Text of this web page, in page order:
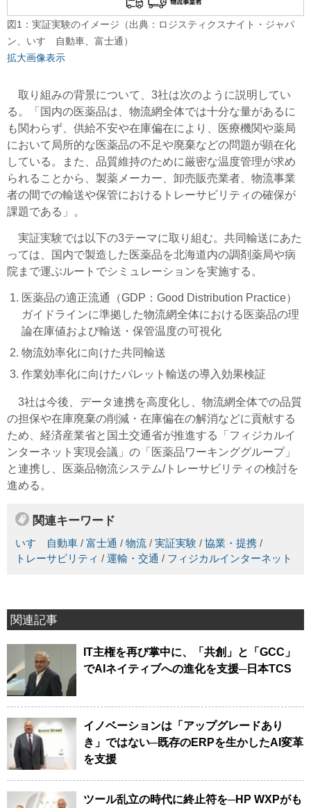
図1：実証実験のイメージ（出典：ロジスティクスナイト・ジャパ
ン、いすゞ自動車、富士通）
拡大画像表示
取り組みの背景について、3社は次のように説明してい
る。「国内の医薬品は、物流網全体では十分な量があるに
も関わらず、供給不安や在庫偏在により、医療機関や薬局
において局所的な医薬品の不足や廃棄などの問題が顕在化
している。また、品質維持のために厳密な温度管理が求め
られることから、製薬メーカー、卸売販売業者、物流事業
者の間での輸送や保管におけるトレーサビリティの確保が
課題である」。
実証実験では以下の3テーマに取り組む。共同輸送にあた
っては、国内で製造した医薬品を北海道内の調剤薬局や病
院まで運ぶルートでシミュレーションを実施する。
医薬品の適正流通（GDP：Good Distribution Practice）
ガイドラインに準拠した物流網全体における医薬品の理
論在庫値および輸送・保管温度の可視化
物流効率化に向けた共同輸送
作業効率化に向けたパレット輸送の導入効果検証
3社は今後、データ連携を高度化し、物流網全体での品質
の担保や在庫廃棄の削減・在庫偏在の解消などに貢献する
ため、経済産業省と国土交通省が推進する「フィジカルイ
ンターネット実現会議」の「医薬品ワーキンググループ」
と連携し、医薬品物流システム/トレーサビリティの検討を
進める。
関連キーワード
いすゞ自動車 / 富士通 / 物流 / 実証実験 / 協業・提携 /
トレーサビリティ / 運輸・交通 / フィジカルインターネット
関連記事
IT主権を再び掌中に、「共創」と「GCC」
でAIネイティブへの進化を支援─日本TCS
イノベーションは「アップグレードあり
き」ではない─既存のERPを生かしたAI変革
を支援
ツール乱立の時代に終止符を─HP WXPがも